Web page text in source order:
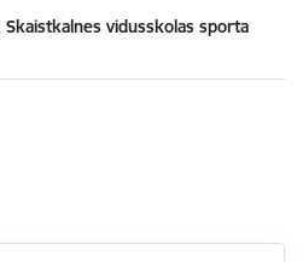
vidusskolas sporta